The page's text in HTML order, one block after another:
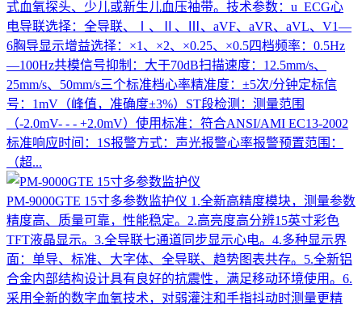
式血氧探头、少儿或新生儿血压袖带。技术参数：u ECG心
电导联选择：全导联、Ⅰ、Ⅱ、Ⅲ、aVF、aVR、aVL、V1—
6胸导显示增益选择：×1、×2、×0.25、×0.5四档频率：0.5Hz
—100Hz共模信号抑制：大于70dB扫描速度：12.5mm/s、
25mm/s、50mm/s三个标准档心率精准度：±5次/分钟定标信
号：1mV（峰值，准确度±3%）ST段检测：测量范围
（-2.0mV- - - +2.0mV）使用标准：符合ANSI/AMI EC13-2002
标准响应时间：1S报警方式：声光报警心率报警预置范围：
（超...
PM-9000GTE 15寸多参数监护仪 1.全新高精度模块，测量参数
精度高、质量可靠，性能稳定。2.高亮度高分辨15英寸彩色
TFT液晶显示。3.全导联七通道同步显示心电。4.多种显示界
面：单导、标准、大字体、全导联、趋势图表共存。5.全新铝
合金内部结构设计具有良好的抗震性，满足移动环境使用。6.
采用全新的数字血氧技术，对弱灌注和手指抖动时测量更精